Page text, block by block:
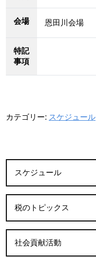
会場 恩田川会場
特記
事項
カテゴリー: スケジュール
スケジュール
税のトピックス
社会貢献活動